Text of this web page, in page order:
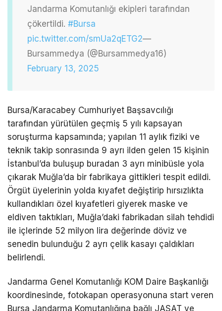
Jandarma Komutanlığı ekipleri tarafından
çökertildi. #Bursa
pic.twitter.com/smUa2qETG2—
Bursammedya (@Bursammedya16)
February 13, 2025
Bursa/Karacabey Cumhuriyet Başsavcılığı
tarafından yürütülen geçmiş 5 yılı kapsayan
soruşturma kapsamında; yapılan 11 aylık fiziki ve
teknik takip sonrasında 9 ayrı ilden gelen 15 kişinin
İstanbul’da buluşup buradan 3 ayrı minibüsle yola
çıkarak Muğla’da bir fabrikaya gittikleri tespit edildi.
Örgüt üyelerinin yolda kıyafet değiştirip hırsızlıkta
kullandıkları özel kıyafetleri giyerek maske ve
eldiven taktıkları, Muğla’daki fabrikadan silah tehdidi
ile içlerinde 52 milyon lira değerinde döviz ve
senedin bulunduğu 2 ayrı çelik kasayı çaldıkları
belirlendi.
Jandarma Genel Komutanlığı KOM Daire Başkanlığı
koordinesinde, fotokapan operasyonuna start veren
Bursa Jandarma Komutanlığına bağlı JASAT ve